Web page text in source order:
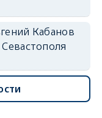
Кабанов